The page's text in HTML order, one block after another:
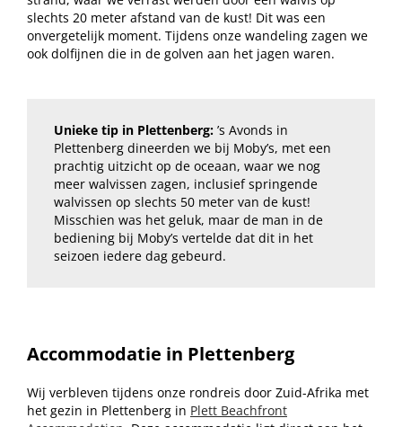
slechts 20 meter afstand van de kust! Dit was een
onvergetelijk moment. Tijdens onze wandeling zagen we
ook dolfijnen die in de golven aan het jagen waren.
Unieke tip in Plettenberg: ’s Avonds in
Plettenberg dineerden we bij Moby’s, met een
prachtig uitzicht op de oceaan, waar we nog
meer walvissen zagen, inclusief springende
walvissen op slechts 50 meter van de kust!
Misschien was het geluk, maar de man in de
bediening bij Moby’s vertelde dat dit in het
seizoen iedere dag gebeurd.
Accommodatie in Plettenberg
Wij verbleven tijdens onze rondreis door Zuid-Afrika met
het gezin in Plettenberg in Plett Beachfront